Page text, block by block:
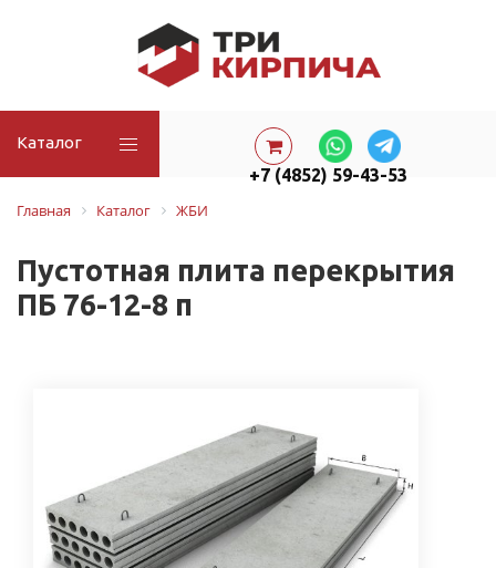
Каталог
+7 (4852) 59-43-53
Главная
Каталог ЖБИ
Пустотная плита перекрытия
ПБ 76-12-8 п